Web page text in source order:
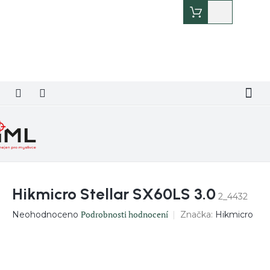
košík
Hikmicro Stellar SX60LS 3.0 2_4432
Průměrné
Neohodnoceno Podrobnosti hodnocení Značka: Hikmicro